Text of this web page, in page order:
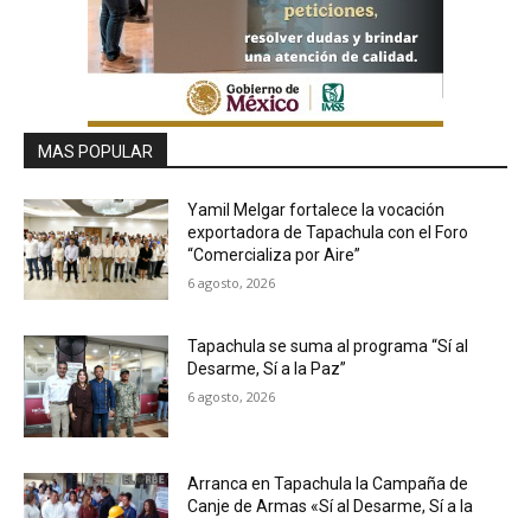
MAS POPULAR
Yamil Melgar fortalece la vocación
exportadora de Tapachula con el Foro
“Comercializa por Aire”
6 agosto, 2026
Tapachula se suma al programa “Sí al
Desarme, Sí a la Paz”
6 agosto, 2026
Arranca en Tapachula la Campaña de
Canje de Armas «Sí al Desarme, Sí a la